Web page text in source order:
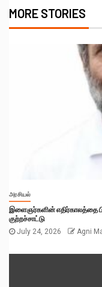
MORE STORIES
அரசியல்
இளைஞர்களின் எதிர்காலத்தை
குற்றச்சாட்டு
July 24, 2026
Agni